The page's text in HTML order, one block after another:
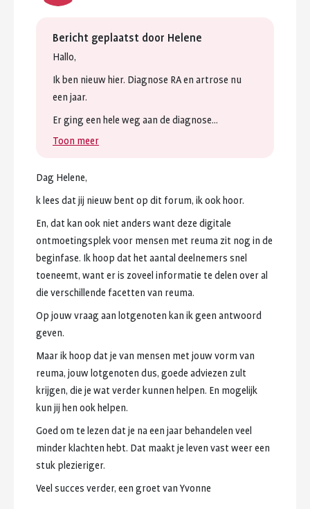
Bericht geplaatst door Helene
Hallo,
Ik ben nieuwhier. Diagnose RAen artrose nu
een jaar.
Erging een hele weg aan de diagnose...
Toon meer
Dag Helene,
k lees dat jij nieuwbent op dit forum, ik ook hoor.
En, dat kan ook niet anders want deze digitale
ontmoetingsplek voor mensen met reuma zit nog in de
beginfase. Ik hoop dat het aantal deelnemers snel
toeneemt, want eris zoveel informatie te delen overal
die verschillende facetten van reuma.
Op jouwvraag aan lotgenoten kan ik geen antwoord
geven.
Maarik hoop dat je van mensen met jouwvorm van
reuma, jouwlotgenoten dus, goede adviezen zult
krijgen, die je wat verderkunnen helpen. En mogelijk
kun jij hen ook helpen.
Goed om te lezen dat je naeen jaarbehandelen veel
minderklachten hebt. Dat maakt je leven vast weereen
stuk plezieriger.
Veel succes verder, een groet van Yvonne